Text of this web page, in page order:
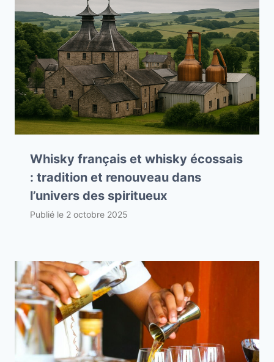
Whisky français et whisky écossais
: tradition et renouveau dans
l’univers des spiritueux
Publié le 2 octobre 2025